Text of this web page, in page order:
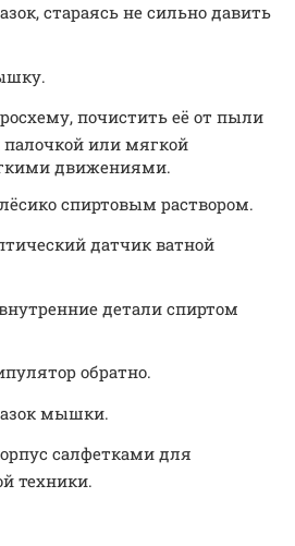
стараясь не сильно давить
почистить её от пыли
палочкой или мягкой
движениями.
спиртовым раствором.
датчик ватной
детали спиртом
обратно.
мышки.
салфетками для
техники.